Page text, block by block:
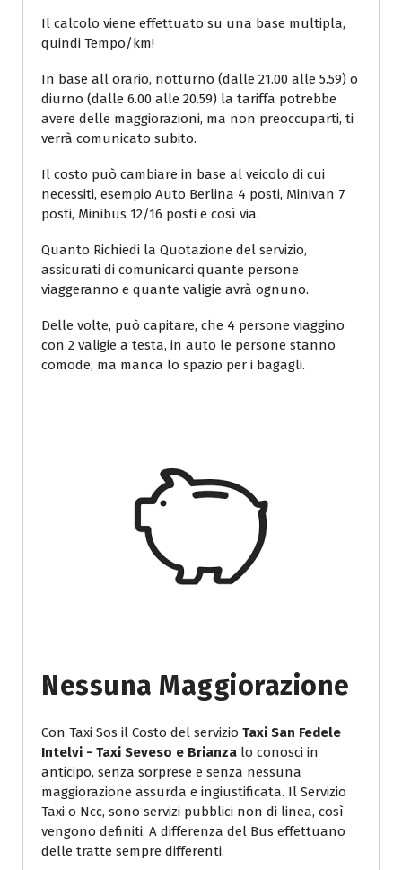
Il calcolo viene effettuato su una base multipla,
quindi Tempo/km!
In base all orario, notturno (dalle 21.00 alle 5.59) o
diurno (dalle 6.00 alle 20.59) la tariffa potrebbe
avere delle maggiorazioni, ma non preoccuparti, ti
verrà comunicato subito.
Il costo può cambiare in base al veicolo di cui
necessiti, esempio Auto Berlina 4 posti, Minivan 7
posti, Minibus 12/16 posti e così via.
Quanto Richiedi la Quotazione del servizio,
assicurati di comunicarci quante persone
viaggeranno e quante valigie avrà ognuno.
Delle volte, può capitare, che 4 persone viaggino
con 2 valigie a testa, in auto le persone stanno
comode, ma manca lo spazio per i bagagli.
Nessuna Maggiorazione
Con Taxi Sos il Costo del servizio Taxi San Fedele
Intelvi - Taxi Seveso e Brianza lo conosci in
anticipo, senza sorprese e senza nessuna
maggiorazione assurda e ingiustificata. Il Servizio
Taxi o Ncc, sono servizi pubblici non di linea, così
vengono definiti. A differenza del Bus effettuano
delle tratte sempre differenti.